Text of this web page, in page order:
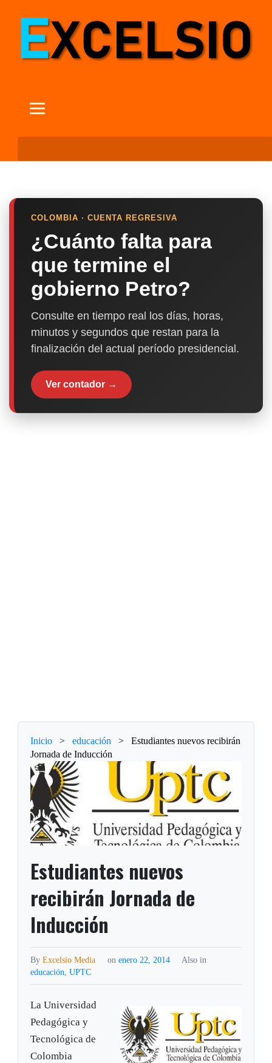
COLOMBIA · CUENTA REGRESIVA
¿Cuánto falta para
que termine el
gobierno Petro?
Consulte en tiempo real los días, horas,
minutos y segundos que restan para la
finalización del actual período presidencial.
Ver contador →
Inicio > educación >
Estudiantes nuevos recibirán
Jornada de Inducción
Estudiantes nuevos
recibirán Jornada de
Inducción
ByExcelsio Media on enero 22, 2014
Also in
educación,UPTC
La Universidad
Pedagógica y
Tecnológica de
Colombia